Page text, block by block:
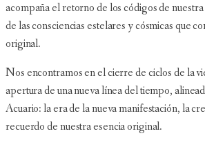
acompaña el retorno de los códigos de nuestra
de las consciencias estelares y cósmicas que
original.
Nos encontramos en el cierre de ciclos de la
apertura de una nueva línea del tiempo,
Acuario: la era de la nueva manifestación, la
recuerdo de nuestra esencia original.